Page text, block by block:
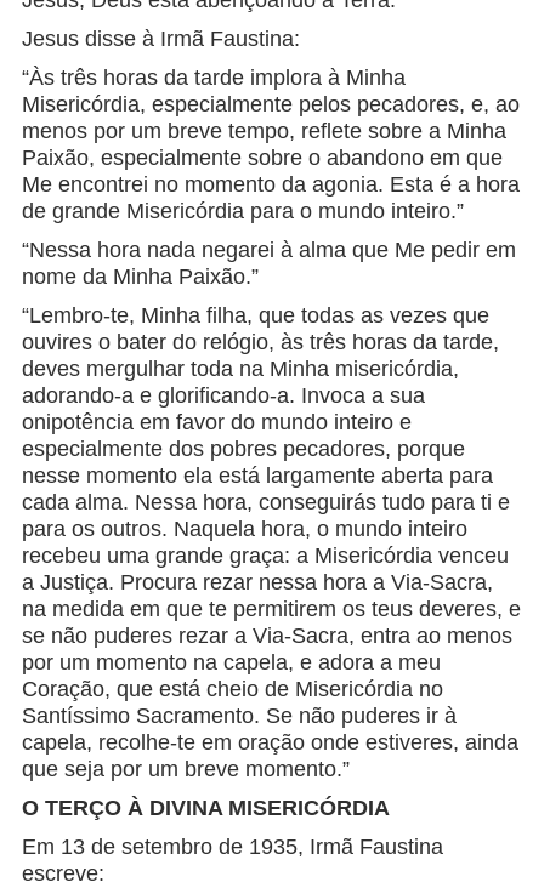
Jesus disse à Irmã Faustina:
“Às três horas da tarde implora à Minha
Misericórdia, especialmente pelos pecadores, e, ao
menos por um breve tempo, reflete sobre a Minha
Paixão, especialmente sobre o abandono em que
Me encontrei no momento da agonia. Esta é a hora
de grande Misericórdia para o mundo inteiro.”
“Nessa hora nada negarei à alma que Me pedir em
nome da Minha Paixão.”
“Lembro-te, Minha filha, que todas as vezes que
ouvires o bater do relógio, às três horas da tarde,
deves mergulhar toda na Minha misericórdia,
adorando-a e glorificando-a. Invoca a sua
onipotência em favor do mundo inteiro e
especialmente dos pobres pecadores, porque
nesse momento ela está largamente aberta para
cada alma. Nessa hora, conseguirás tudo para ti e
para os outros. Naquela hora, o mundo inteiro
recebeu uma grande graça: a Misericórdia venceu
a Justiça. Procura rezar nessa hora a Via-Sacra,
na medida em que te permitirem os teus deveres, e
se não puderes rezar a Via-Sacra, entra ao menos
por um momento na capela, e adora a meu
Coração, que está cheio de Misericórdia no
Santíssimo Sacramento. Se não puderes ir à
capela, recolhe-te em oração onde estiveres, ainda
que seja por um breve momento.”
O TERÇO À DIVINA MISERICÓRDIA
Em 13 de setembro de 1935, Irmã Faustina
escreve: